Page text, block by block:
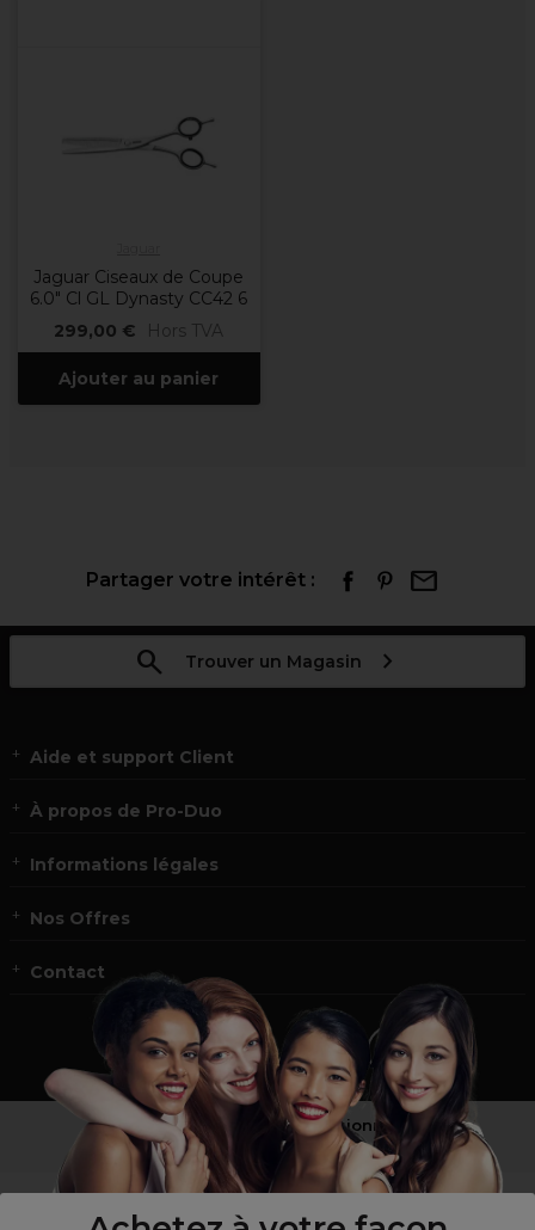
Jaguar Ciseaux de Coupe
6.0" Cl GL Dynasty CC42 6
299,00 €
Hors TVA
Ajouter au panier
Partager votre intérêt :
Trouver un Magasin
Aide et support Client
À propos de Pro-Duo
Informations légales
Nos Offres
Contact
Vous n’êtes pas un professionnel ?
Visitez notre site pourles particuliers !